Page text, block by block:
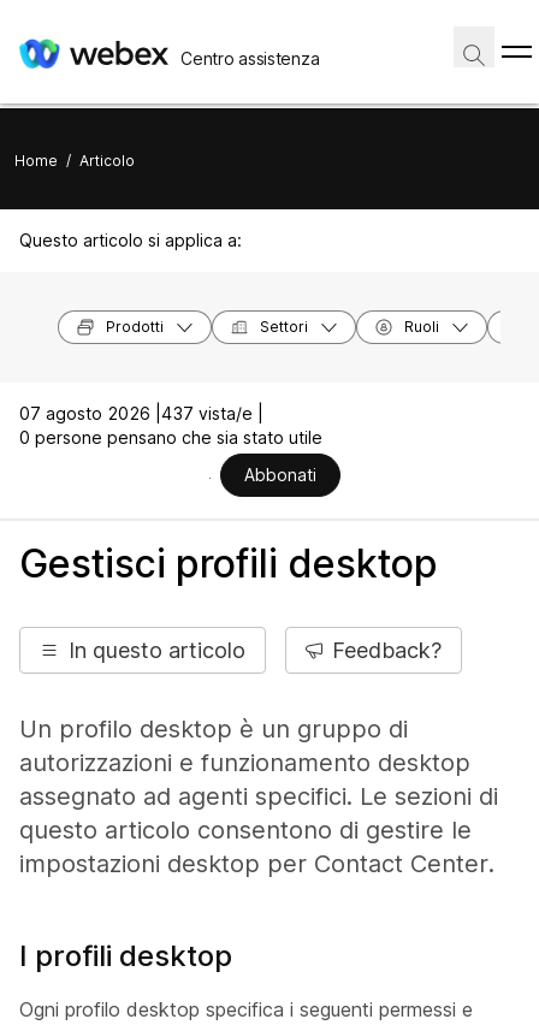
Centro assistenza
Home / Articolo
Questo articolo si applica a:
Prodotti Settori Ruoli
07 agosto 2026 | 437 vista/e |
0 persone pensano che sia stato utile
Abbonati
Gestisci profili desktop
In questo articolo Feedback?
Un profilo desktop è un gruppo di
autorizzazioni e funzionamento desktop
assegnato ad agenti specifici. Le sezioni di
questo articolo consentono di gestire le
impostazioni desktop per Contact Center.
I profili desktop
Ogni profilo desktop specifica i seguenti permessi e